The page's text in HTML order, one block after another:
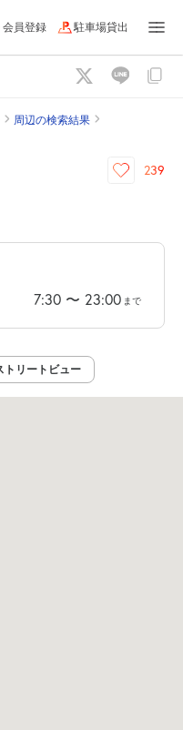
会員登録 駐車場貸出
周辺の検索結果
239
7:30 〜 23:00 まで
トリートビュー